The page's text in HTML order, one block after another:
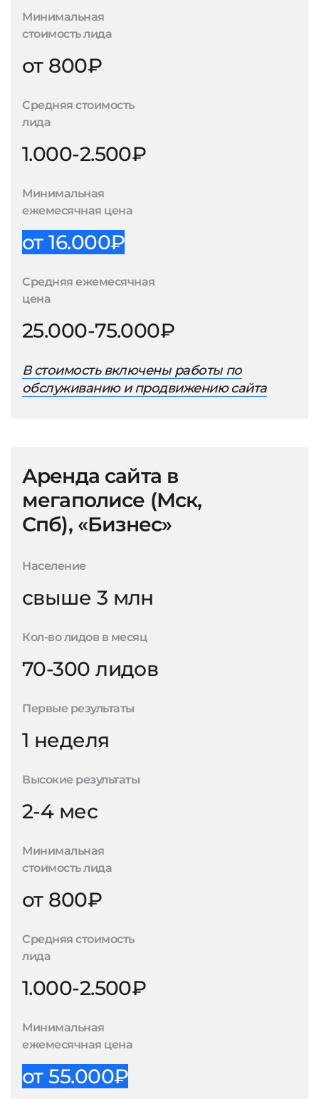
Минимальная
стоимость лида
от 800₽
Средняя стоимость
лида
1.000-2.500₽
Минимальная
ежемесячная цена
от 16.000₽
Средняя ежемесячная
цена
25.000-75.000₽
В стоимость включены работы по
обслуживанию и продвижению сайта
Аренда сайта в
мегаполисе (Мск,
Спб), «Бизнес»
Население
свыше 3 млн
Кол-во лидов в месяц
70-300 лидов
Первые результаты
1 неделя
Высокие результаты
2-4 мес
Минимальная
стоимость лида
от 800₽
Средняя стоимость
лида
1.000-2.500₽
Минимальная
ежемесячная цена
от 55.000₽